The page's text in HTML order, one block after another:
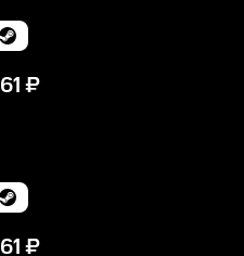
₽
₽